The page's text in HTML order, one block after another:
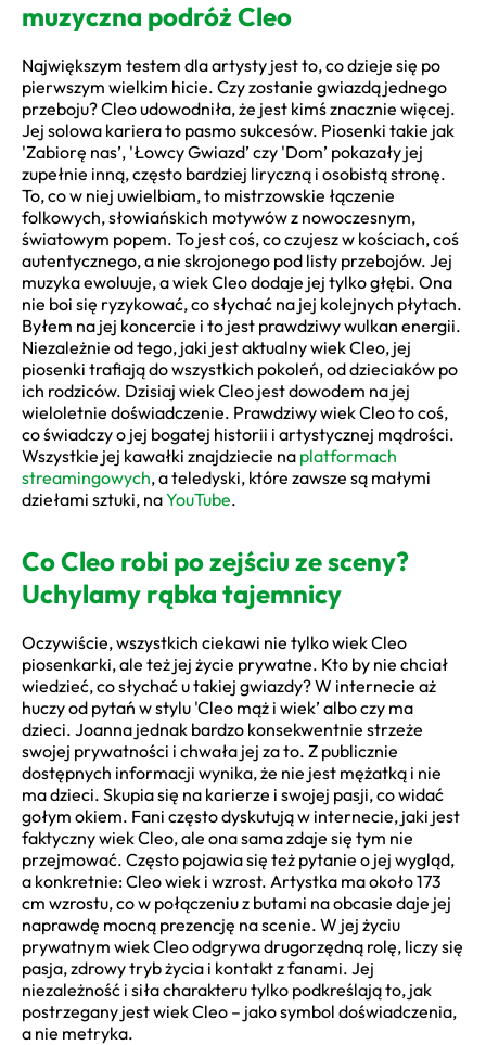
muzyczna podróż Cleo
Największym testem dla artysty jest to, co dzieje się po
pierwszym wielkim hicie. Czy zostanie gwiazdą jednego
przeboju? Cleo udowodniła, że jest kimś znacznie więcej.
Jej solowa kariera to pasmo sukcesów. Piosenki takie jak
'Zabiorę nas’, 'Łowcy Gwiazd’ czy 'Dom’ pokazały jej
zupełnie inną, często bardziej liryczną i osobistą stronę.
To, co w niej uwielbiam, to mistrzowskie łączenie
folkowych, słowiańskich motywów z nowoczesnym,
światowym popem. To jest coś, co czujesz w kościach, coś
autentycznego, a nie skrojonego pod listy przebojów. Jej
muzyka ewoluuje, a wiek Cleo dodaje jej tylko głębi. Ona
nie boi się ryzykować, co słychać na jej kolejnych płytach.
Byłem na jej koncercie i to jest prawdziwy wulkan energii.
Niezależnie od tego, jaki jest aktualny wiek Cleo, jej
piosenki trafiają do wszystkich pokoleń, od dzieciaków po
ich rodziców. Dzisiaj wiek Cleo jest dowodem na jej
wieloletnie doświadczenie. Prawdziwy wiek Cleo to coś,
co świadczy o jej bogatej historii i artystycznej mądrości.
Wszystkie jej kawałki znajdziecie na platformach
streamingowych, a teledyski, które zawsze są małymi
dziełami sztuki, naYouTube.
Co Cleo robi po zejściu ze sceny?
Uchylamy rąbka tajemnicy
Oczywiście, wszystkich ciekawi nie tylko wiek Cleo
piosenkarki, ale też jej życie prywatne. Kto by nie chciał
wiedzieć, co słychać u takiej gwiazdy? W internecie aż
huczy od pytań w stylu 'Cleo mąż i wiek’ albo czy ma
dzieci. Joanna jednak bardzo konsekwentnie strzeże
swojej prywatności i chwała jej za to. Z publicznie
dostępnych informacji wynika, że nie jest mężatką i nie
ma dzieci. Skupia się na karierze i swojej pasji, co widać
gołym okiem. Fani często dyskutują w internecie, jaki jest
faktyczny wiek Cleo, ale ona sama zdaje się tym nie
przejmować. Często pojawia się też pytanie o jej wygląd,
a konkretnie: Cleo wiek i wzrost. Artystka ma około 173
cm wzrostu, co w połączeniu z butami na obcasie daje jej
naprawdę mocną prezencję na scenie. W jej życiu
prywatnym wiek Cleo odgrywa drugorzędną rolę, liczy się
pasja, zdrowy tryb życia i kontakt z fanami. Jej
niezależność i siła charakteru tylko podkreślają to, jak
postrzegany jest wiek Cleo – jako symbol doświadczenia,
a nie metryka.